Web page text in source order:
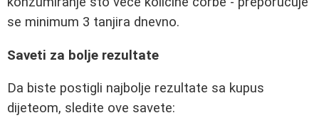
se minimum 3 tanjira dnevno.
Saveti za bolje rezultate
Da biste postigli najbolje rezultate sa kupus
dijeteom, sledite ove savete: